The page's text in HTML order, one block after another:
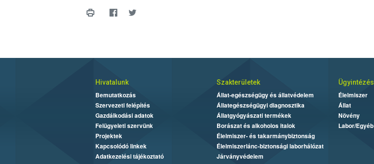
Hivatalunk
Bemutatkozás
Szervezeti felépítés
Gazdálkodási adatok
Felügyeleti szervünk
Projektek
Kapcsolódó linkek
Adatkezelési tájékoztató
Szakterületek
Állat-egészségügy és állatvédelem
Állategészségügyi diagnosztika
Állatgyógyászati termékek
Borászat és alkoholos italok
Élelmiszer- és takarmánybiztonság
Élelmiszerlánc-biztonsági laborhálózat
Járványvédelem
Ügyintézés
Élelmiszer
Állat
Növény
Labor/Egyéb